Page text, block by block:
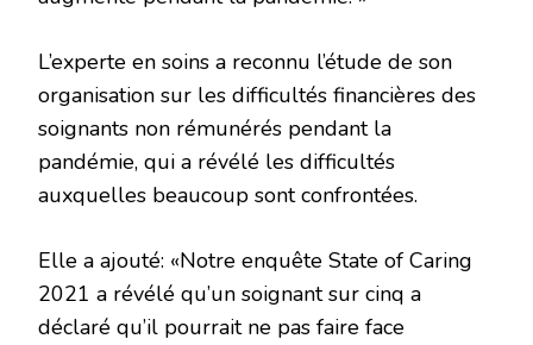
L’experte en soins a reconnu l’étude de son
organisation sur les difficultés financières des
soignants non rémunérés pendant la
pandémie, qui a révélé les difficultés
auxquelles beaucoup sont confrontées.
Elle a ajouté: «Notre enquête State of Caring
2021 a révélé qu’un soignant sur cinq a
déclaré qu’il pourrait ne pas faire face